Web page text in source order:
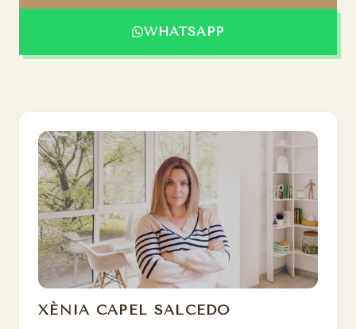
WHATSAPP
XÈNIA CAPEL SALCEDO